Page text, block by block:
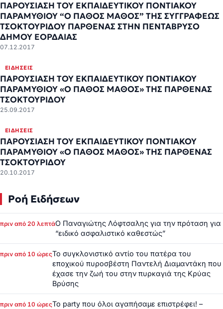
ΠΑΡΟΥΣΙΑΣΗ ΤΟΥ ΕΚΠΑΙΔΕΥΤΙΚΟΥ ΠΟΝΤΙΑΚΟΥ
ΠΑΡΑΜΥΘΙΟΥ “Ο ΠΑΘΟΣ ΜΑΘΟΣ” ΤΗΣ ΣΥΓΓΡΑΦΕΩΣ
ΤΣΟΚΤΟΥΡΙΔΟΥ ΠΑΡΘΕΝΑΣ ΣΤΗΝ ΠΕΝΤΑΒΡΥΣΟ
ΔΗΜΟΥ ΕΟΡΔΑΙΑΣ
07.12.2017
ΕΙΔΉΣΕΙΣ
ΠΑΡΟΥΣΙΑΣΗ ΤΟΥ ΕΚΠΑΙΔΕΥΤΙΚΟΥ ΠΟΝΤΙΑΚΟΥ
ΠΑΡΑΜΥΘΙΟΥ «Ο ΠΑΘΟΣ ΜΑΘΟΣ» ΤΗΣ ΠΑΡΘΕΝΑΣ
ΤΣΟΚΤΟΥΡΙΔΟΥ
25.09.2017
ΕΙΔΉΣΕΙΣ
ΠΑΡΟΥΣΙΑΣΗ ΤΟΥ ΕΚΠΑΙΔΕΥΤΙΚΟΥ ΠΟΝΤΙΑΚΟΥ
ΠΑΡΑΜΥΘΙΟΥ «Ο ΠΑΘΟΣ ΜΑΘΟΣ» ΤΗΣ ΠΑΡΘΕΝΑΣ
ΤΣΟΚΤΟΥΡΙΔΟΥ
20.10.2017
Ροή Ειδήσεων
πριν από 20 λεπτάΟ Παναγιώτης Λόφτσαλης για την πρόταση για
“ειδικό ασφαλιστικό καθεστώς”
πριν από 10 ώρεςΤο συγκλονιστικό αντίο του πατέρα του
εποχικού πυροσβέστη Παντελή Διαμαντάκη που
έχασε την ζωή του στην πυρκαγιά της Κρύας
Βρύσης
πριν από 10 ώρεςΤο party που όλοι αγαπήσαμε επιστρέφει! –